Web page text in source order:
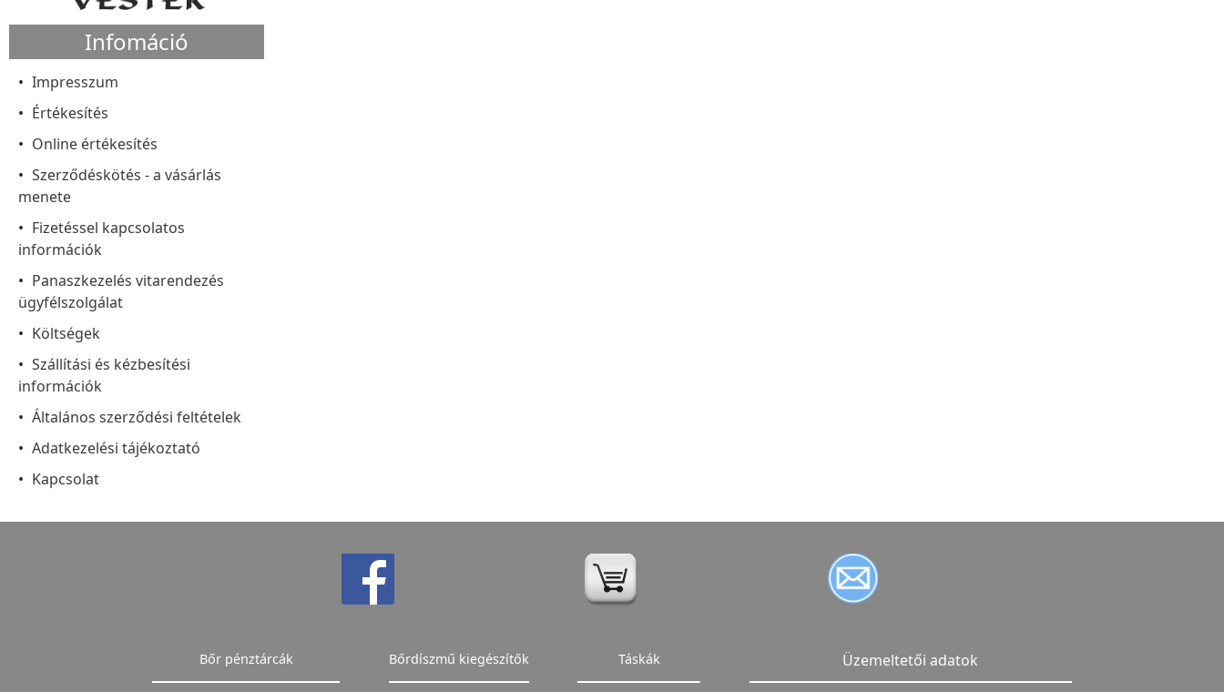
Infomáció
Impresszum
Értékesítés
Online értékesítés
Szerződéskötés - a vásárlás
menete
Fizetéssel kapcsolatos
információk
Panaszkezelés vitarendezés
ügyfélszolgálat
Költségek
Szállítási és kézbesítési
információk
Általános szerződési feltételek
Adatkezelési tájékoztató
Kapcsolat
Bőr pénztárcák Bőrdíszmű kiegészítők Táskák Üzemeltetői adatok